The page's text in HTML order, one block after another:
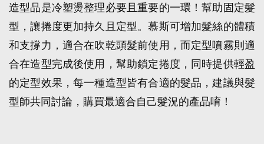
造型品是冷塑燙整理必要且重要的一環！幫助固定髮
型，讓捲度更加持久且定型。慕斯可增加髮絲的體積
和支撐力，適合在吹乾頭髮前使用，而定型噴霧則適
合在造型完成後使用，幫助鎖定捲度，同時提供輕盈
的定型效果，每一種造型皆有合適的髮品，建議與髮
型師共同討論，購買最適合自己髮況的產品唷！